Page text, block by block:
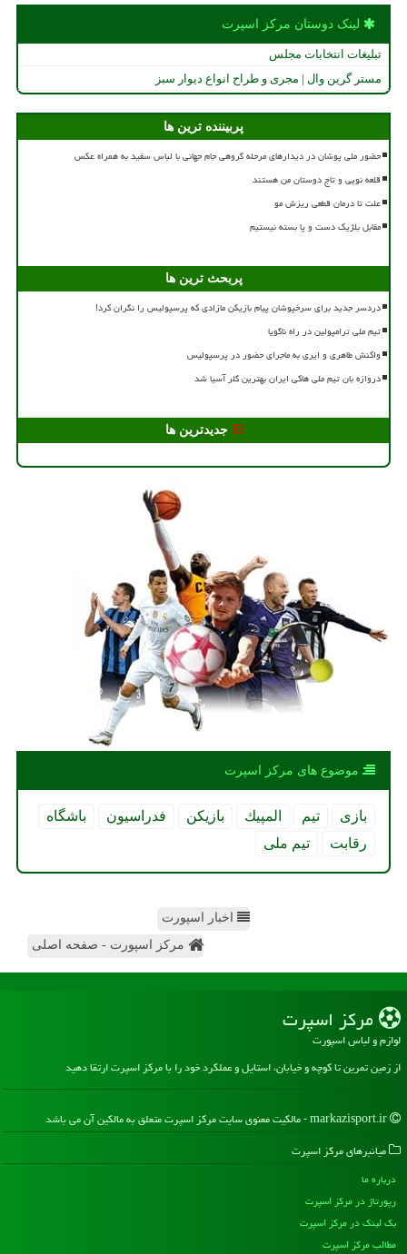
لینک دوستان مركز اسپرت
تبلیغات انتخابات مجلس
مستر گرین وال | مجری و طراح انواع دیوار سبز
پربیننده ترین ها
حضور ملی پوشان در دیدارهای مرحله گروهی جام جهانی با لباس سفید به همراه عکس
قلعه نویی و تاج دوستان من هستند
علت تا درمان قطعی ریزش مو
مقابل بلژیک دست و پا بسته نیستیم
پربحث ترین ها
دردسر جدید برای سرخپوشان پیام بازیکن مازادی که پرسپولیس را نگران کرد!
تیم ملی ترامپولین در راه ناگویا
واکنش طاهری و ایری به ماجرای حضور در پرسپولیس
دروازه بان تیم ملی هاکی ایران بهترین گلر آسیا شد
جدیدترین ها
موضوع های مركز اسپرت
بازی تیم المپیك بازیكن فدراسیون
باشگاه
رقابت
تیم ملی
اخبار اسپورت
مرکز اسپورت - صفحه اصلی
مركز اسپرت
لوازم و لباس اسپورت
از زمین تمرین تا کوچه و خیابان، استایل و عملکرد خود را با مرکز اسپرت ارتقا دهید
میانبرهای مركز اسپرت
درباره ما
رپورتاژ در مركز اسپرت
بک لینک در مركز اسپرت
مطالب مركز اسپرت